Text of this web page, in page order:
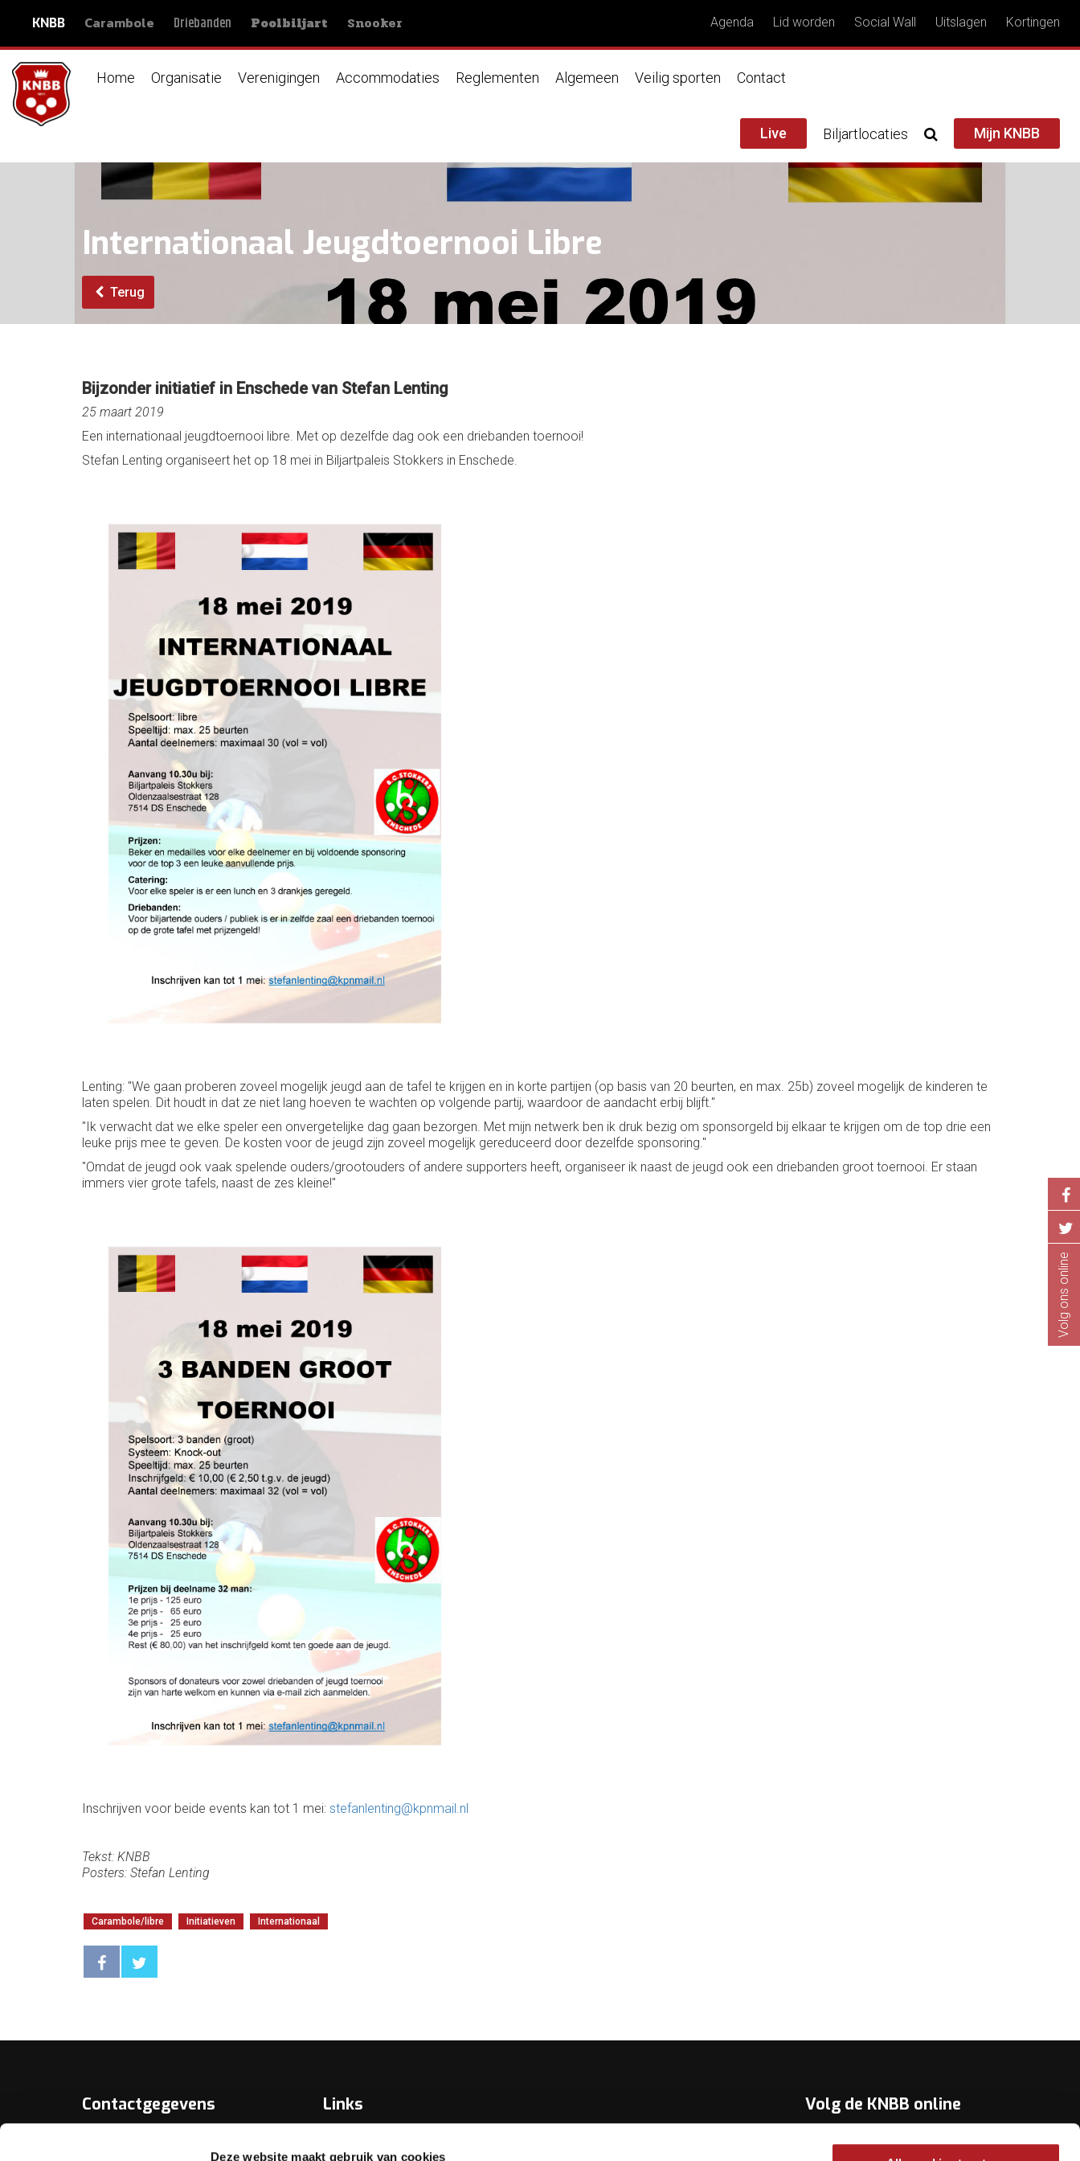
Deze website maakt gebruik van cookies
KNBB Carambole Driebanden Poolbiljart Snooker Agenda Lid worden Social Wall Uitslagen Kortingen
Home Organisatie Verenigingen Accommodaties Reglementen Algemeen Veilig sporten Contact
Live Biljartlocaties Mijn KNBB
Internationaal Jeugdtoernooi Libre
Terug
Bijzonder initiatief in Enschede van Stefan Lenting
25 maart 2019
Een internationaal jeugdtoernooi libre. Met op dezelfde dag ook een driebanden toernooi!
Stefan Lenting organiseert het op 18 mei in Biljartpaleis Stokkers in Enschede.
Lenting: "We gaan proberen zoveel mogelijk jeugd aan de tafel te krijgen en in korte partijen (op basis van 20 beurten, en max. 25b) zoveel mogelijk de kinderen te
laten spelen. Dit houdt in dat ze niet lang hoeven te wachten op volgende partij, waardoor de aandacht erbij blijft."
"Ik verwacht dat we elke speler een onvergetelijke dag gaan bezorgen. Met mijn netwerk ben ik druk bezig om sponsorgeld bij elkaar te krijgen om de top drie een
leuke prijs mee te geven. De kosten voor de jeugd zijn zoveel mogelijk gereduceerd door dezelfde sponsoring."
"Omdat de jeugd ook vaak spelende ouders/grootouders of andere supporters heeft, organiseer ik naast de jeugd ook een driebanden groot toernooi. Er staan
immers vier grote tafels, naast de zes kleine!"
Inschrijven voor beide events kan tot 1 mei: stefanlenting@kpnmail.nl
Tekst: KNBB
Posters: Stefan Lenting
Carambole/libre Initiatieven Internationaal
Volg ons online
Contactgegevens Links Volg de KNBB online